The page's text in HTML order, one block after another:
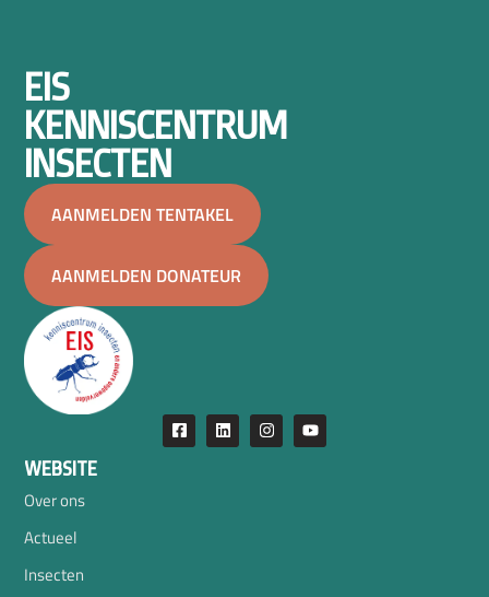
EIS
KENNISCENTRUM
INSECTEN
AANMELDEN TENTAKEL
AANMELDEN DONATEUR
WEBSITE
Over ons
Actueel
Insecten